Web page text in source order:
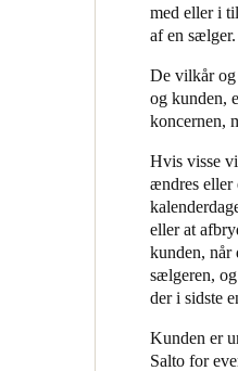
med eller i
af en sælger.
De vilkår og
og kunden,
koncernen,
Hvis visse
ændres eller
eller at
kunden, når
sælgeren,
der i sidste
Kunden er
Salto for